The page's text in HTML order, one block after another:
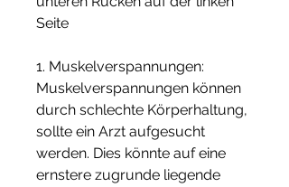
Seite
1. Muskelverspannungen:
Muskelverspannungen können
durch schlechte Körperhaltung,
sollte ein Arzt aufgesucht
werden. Dies könnte auf eine
ernstere zugrunde liegende